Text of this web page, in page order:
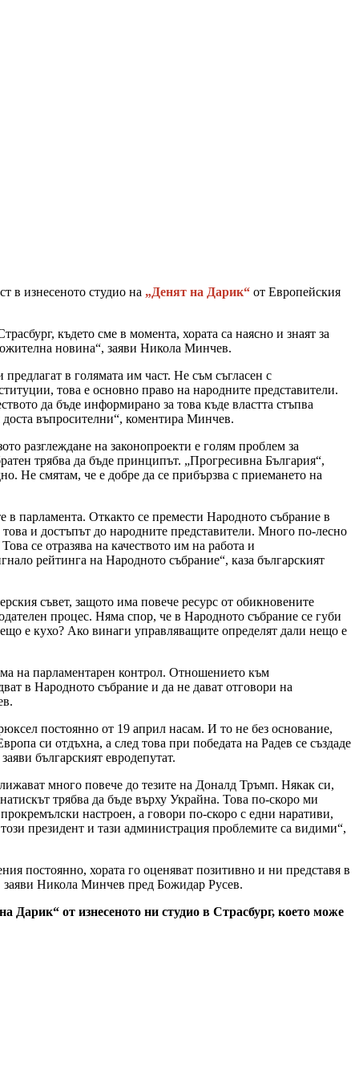
в изнесеното студио на „Денят на Дарик“ от Европейския
където сме в момента, хората са наясно и знаят за
новина“, заяви Никола Минчев.
в голямата им част. Не съм съгласен с
това е основно право на народните представители.
да бъде информирано за това къде властта стъпва
доста въпросителни“, коментира Минчев.
разглеждане на законопроекти е голям проблем за
трябва да бъде принципът. „Прогресивна България“,
Не смятам, че е добре да се прибързва с приемането на
парламента. Откакто се премести Народното събрание в
и достъпът до народните представители. Много по-лесно
се отразява на качеството им на работа и
рейтинга на Народното събрание“, каза българският
съвет, защото има повече ресурс от обикновените
процес. Няма спор, че в Народното събрание се губи
е кухо? Ако винаги управляващите определят дали нещо е
на парламентарен контрол. Отношението към
в Народното събрание и да не дават отговори на
постоянно от 19 април насам. И то не без основание,
си отдъхна, а след това при победата на Радев се създаде
българският евродепутат.
много повече до тезите на Доналд Тръмп. Някак си,
трябва да бъде върху Украйна. Това по-скоро ми
настроен, а говори по-скоро с едни наративи,
президент и тази администрация проблемите са видими“,
постоянно, хората го оценяват позитивно и ни представя в
заяви Никола Минчев пред Божидар Русев.
от изнесеното ни студио в Страсбург, което може